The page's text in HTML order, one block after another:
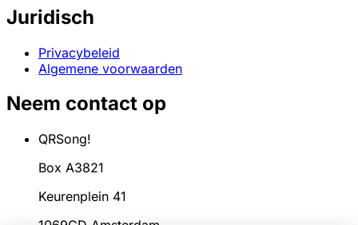
Juridisch
Privacybeleid
Algemene voorwaarden
Neem contact op
QRSong!
Box A3821
Keurenplein 41